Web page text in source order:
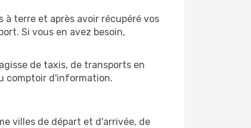
terre et après avoir récupéré vos
Si vous en avez besoin,
de taxis, de transports en
comptoir d'information.
villes de départ et d'arrivée, de